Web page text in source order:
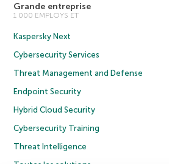
Grande entreprise
1 000 EMPLOYS ET
Kaspersky Next
Cybersecurity Services
Threat Management and Defense
Endpoint Security
Hybrid Cloud Security
Cybersecurity Training
Threat Intelligence